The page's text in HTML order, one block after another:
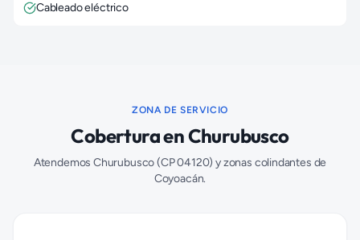
Cableado eléctrico
ZONA DE SERVICIO
Cobertura enChurubusco
Atendemos Churubusco(CP04120) y zonas colindantes de
Coyoacán.